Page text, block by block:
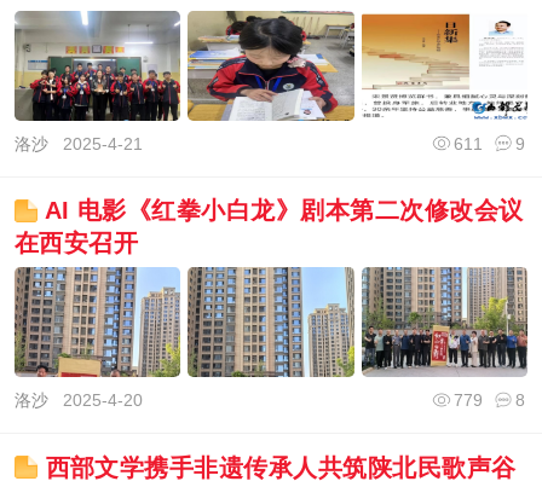
洛沙2025-4-21 9
611
AI 电影《红拳小白龙》剧本第二次修改会议
在西安召开
洛沙2025-4-20 8
779
西部文学携手非遗传承人共筑陕北民歌声谷